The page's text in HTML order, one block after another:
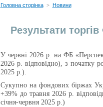
4 серпня 2026 р.
Головна сторінка > Новини
Результати
У червні 2026 р. на ФБ
2026 р. відповідно), з початку
2025 р.).
Сукупно на фондових біржах
+39% до травня 2026 р.
січня-червня2025 р.)